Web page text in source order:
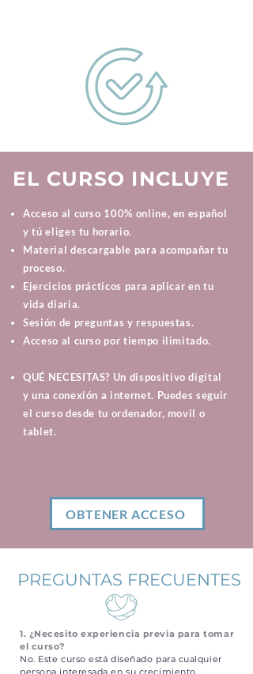
EL CURSO INCLUYE
Acceso al curso 100% online, en español
y tú eliges tu horario.
Material descargable para acompañar tu
proceso.
Ejercicios prácticos para aplicar en tu
vida diaria.
Sesión de preguntas y respuestas.
Acceso al curso por tiempo ilimitado.
QUÉ NECESITAS? Un dispositivo digital
y una conexión a internet. Puedes seguir
el curso desde tu ordenador, movil o
tablet.
OBTENER ACCESO
PREGUNTAS FRECUENTES
1. ¿Necesito experiencia previa para tomar
el curso?
No. Este curso está diseñado para cualquier
persona interesada en su crecimiento